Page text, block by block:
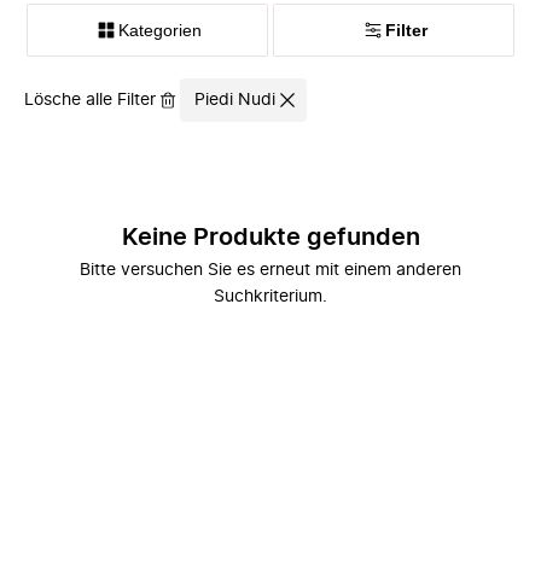
Kategorien Filter
Lösche alle Filter Piedi Nudi
Keine Produkte gefunden
Bitte versuchen Sie es erneut mit einem anderen
Suchkriterium.